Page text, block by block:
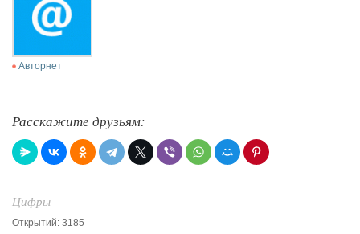
Авторнет
Расскажите друзьям:
Цифры
Открытий: 3185